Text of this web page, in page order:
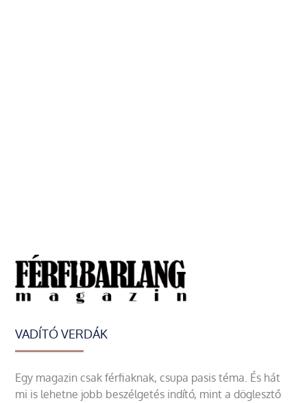
VADÍTÓ VERDÁK
Egy magazin csak férfiaknak, csupa pasis téma. És hát
mi is lehetne jobb beszélgetés indító, mint a döglesztő